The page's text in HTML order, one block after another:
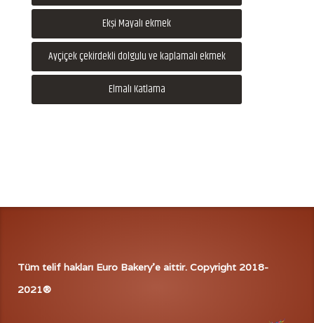
Ekşi Mayalı ekmek
Ayçiçek çekirdekli dolgulu ve kaplamalı ekmek
Elmalı Katlama
Tüm telif hakları Euro Bakery'e aittir. Copyright 2018-
2021®